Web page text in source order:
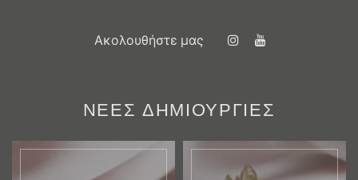
Ακολουθήστε μας
ΝΕΕΣ ΔΗΜΙΟΥΡΓΙΕΣ